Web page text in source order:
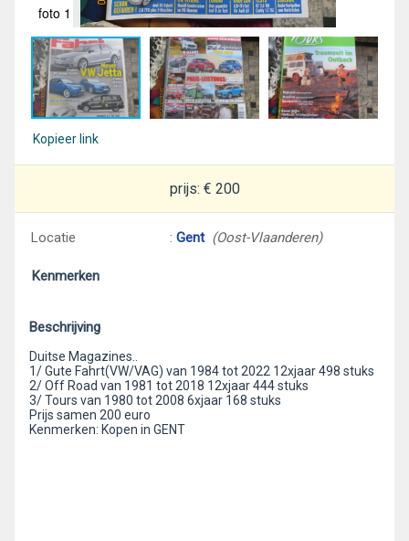
foto 1
Kopieer link
prijs: € 200
Locatie : Gent (Oost-Vlaanderen)
Kenmerken
Beschrijving
Duitse Magazines..
1/ Gute Fahrt(VW/VAG) van 1984 tot 2022 12xjaar 498 stuks
2/ Off Road van 1981 tot 2018 12xjaar 444 stuks
3/ Tours van 1980 tot 2008 6xjaar 168 stuks
Prijs samen 200 euro
Kenmerken: Kopen in GENT